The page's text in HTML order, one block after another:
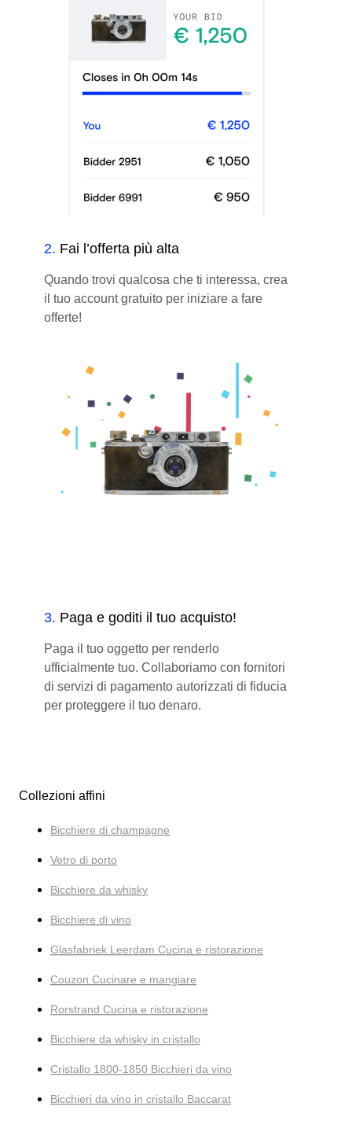
2. Fai l’offerta più alta
Quando trovi qualcosa che ti interessa, crea
il tuo account gratuito per iniziare a fare
offerte!
3. Paga e goditi il tuo acquisto!
Paga il tuo oggetto per renderlo
ufficialmente tuo. Collaboriamo con fornitori
di servizi di pagamento autorizzati di fiducia
per proteggere il tuo denaro.
Collezioni affini
Bicchiere di champagne
Vetro di porto
Bicchiere da whisky
Bicchiere di vino
Glasfabriek Leerdam Cucina e ristorazione
Couzon Cucinare e mangiare
Rorstrand Cucina e ristorazione
Bicchiere da whisky in cristallo
Cristallo 1800-1850 Bicchieri da vino
Bicchieri da vino in cristallo Baccarat